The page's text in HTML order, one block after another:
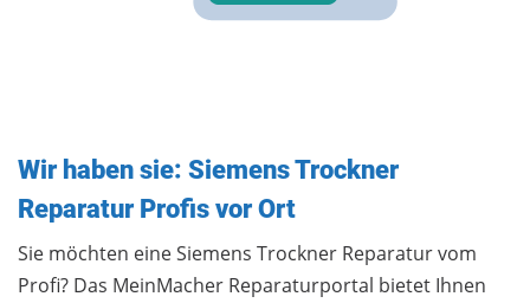
Wir haben sie: Siemens Trockner
Reparatur Profis vor Ort
Sie möchten eine Siemens Trockner Reparatur vom
Profi? Das MeinMacher Reparaturportal bietet Ihnen